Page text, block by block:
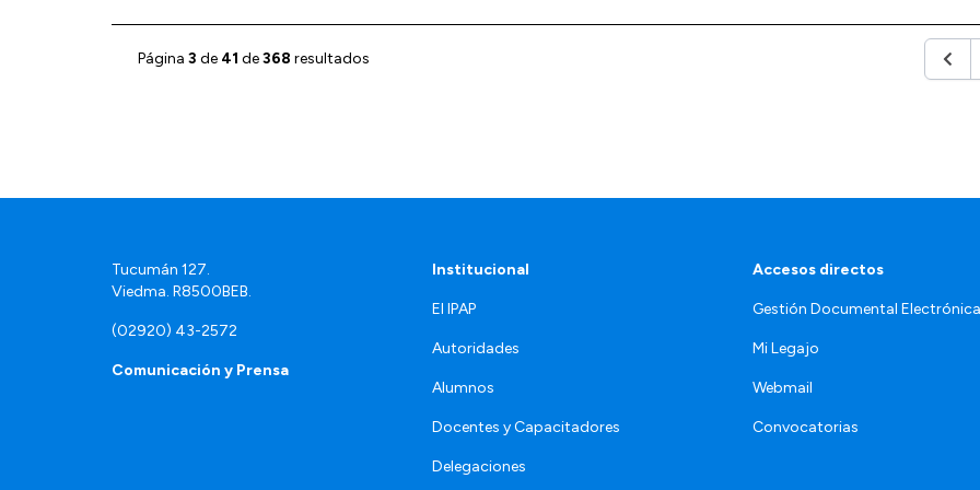
Página 3 de 41 de368 resultados
Tucumán 127.
Viedma. R8500BEB.
(02920) 43-2572
Comunicación y Prensa
Institucional
El IPAP
Autoridades
Alumnos
Docentes y Capacitadores
Delegaciones
Accesos directos
Gestión Documental Electrónica
Mi Legajo
Webmail
Convocatorias